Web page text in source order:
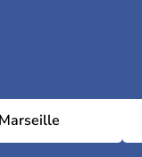
Marseille